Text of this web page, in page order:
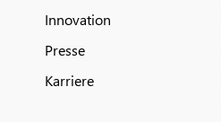
Innovation
Presse
Karriere